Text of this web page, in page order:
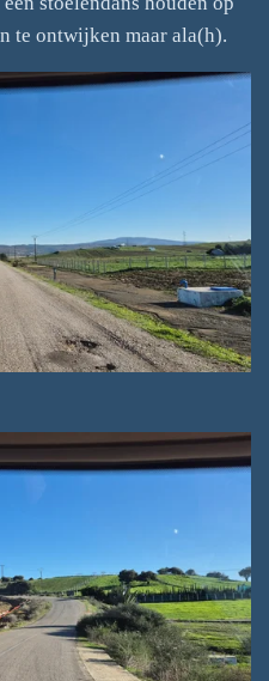
te ontwijken maar ala(h).